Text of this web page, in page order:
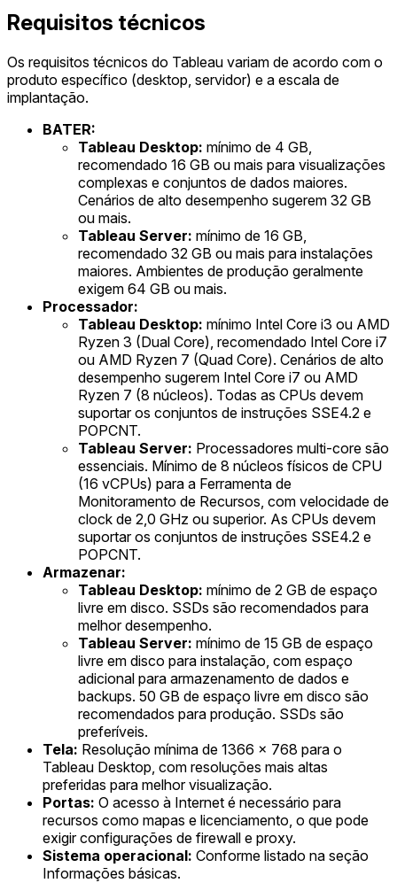
Requisitos técnicos
Os requisitos técnicos do Tableau variam de acordo com o
produto específico (desktop, servidor) e a escala de
implantação.
BATER:
Tableau Desktop: mínimo de 4 GB,
recomendado 16 GB ou mais para visualizações
complexas e conjuntos de dados maiores.
Cenários de alto desempenho sugerem 32 GB
ou mais.
Tableau Server: mínimo de 16 GB,
recomendado 32 GB ou mais para instalações
maiores. Ambientes de produção geralmente
exigem 64 GB ou mais.
Processador:
Tableau Desktop: mínimo Intel Core i3 ou AMD
Ryzen 3 (Dual Core), recomendado Intel Core i7
ou AMD Ryzen 7 (Quad Core). Cenários de alto
desempenho sugerem Intel Core i7 ou AMD
Ryzen 7 (8 núcleos). Todas as CPUs devem
suportar os conjuntos de instruções SSE4.2 e
POPCNT.
Tableau Server: Processadores multi-core são
essenciais. Mínimo de 8 núcleos físicos de CPU
(16 vCPUs) para a Ferramenta de
Monitoramento de Recursos, com velocidade de
clock de 2,0 GHz ou superior. As CPUs devem
suportar os conjuntos de instruções SSE4.2 e
POPCNT.
Armazenar:
Tableau Desktop: mínimo de 2 GB de espaço
livre em disco. SSDs são recomendados para
melhor desempenho.
Tableau Server: mínimo de 15 GB de espaço
livre em disco para instalação, com espaço
adicional para armazenamento de dados e
backups. 50 GB de espaço livre em disco são
recomendados para produção. SSDs são
preferíveis.
Tela: Resolução mínima de 1366 x 768 para o
Tableau Desktop, com resoluções mais altas
preferidas para melhor visualização.
Portas: O acesso à Internet é necessário para
recursos como mapas e licenciamento, o que pode
exigir configurações de firewall e proxy.
Sistema operacional: Conforme listado na seção
Informações básicas.